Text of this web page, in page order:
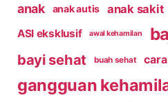
anak anak autis anak sakit
ASI eksklusif
awal kehamilan
bayi sehat buah sehat
gangguan